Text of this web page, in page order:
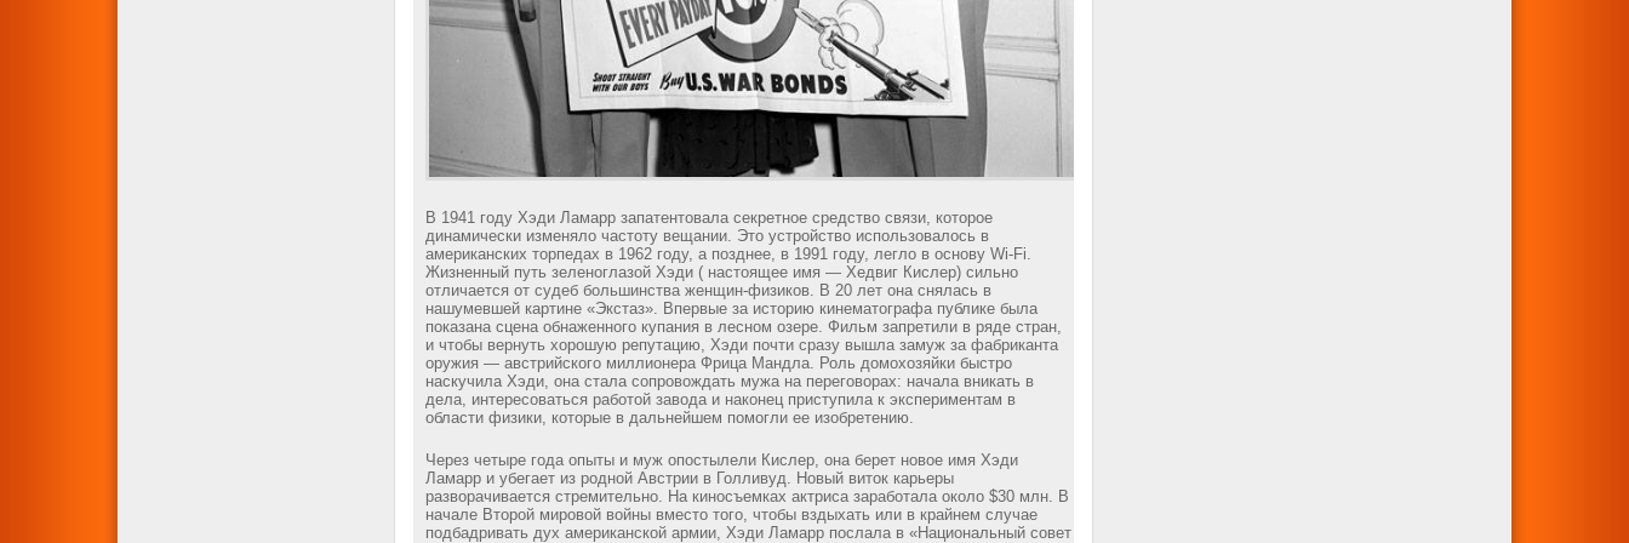
В 1941 году Хэди Ламарр запатентовала секретное средство связи, которое
динамически изменяло частоту вещании. Это устройство использовалось в
американских торпедах в 1962 году, а позднее, в 1991 году, легло в основу Wi-Fi.
Жизненный путь зеленоглазой Хэди ( настоящее имя — Хедвиг Кислер) сильно
отличается от судеб большинства женщин-физиков. В 20 лет она снялась в
нашумевшей картине «Экстаз». Впервые за историю кинематографа публике была
показана сцена обнаженного купания в лесном озере. Фильм запретили в ряде стран,
и чтобы вернуть хорошую репутацию, Хэди почти сразу вышла замуж за фабриканта
оружия — австрийского миллионера Фрица Мандла. Роль домохозяйки быстро
наскучила Хэди, она стала сопровождать мужа на переговорах: начала вникать в
дела, интересоваться работой завода и наконец приступила к экспериментам в
области физики, которые в дальнейшем помогли ее изобретению.
Через четыре года опыты и муж опостылели Кислер, она берет новое имя Хэди
Ламарр и убегает из родной Австрии в Голливуд. Новый виток карьеры
разворачивается стремительно. На киносъемках актриса заработала около $30 млн. В
начале Второй мировой войны вместо того, чтобы вздыхать или в крайнем случае
подбадривать дух американской армии, Хэди Ламарр послала в «Национальный совет